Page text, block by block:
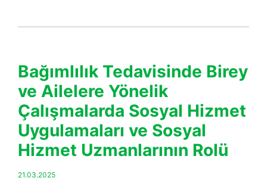
Bağımlılık Tedavisinde Birey
ve Ailelere Yönelik
Çalışmalarda Sosyal Hizmet
Uygulamaları ve Sosyal
Hizmet Uzmanlarının Rolü
21.03.2025